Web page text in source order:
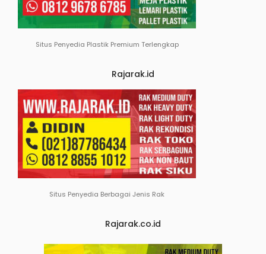
Situs Penyedia Plastik Premium Terlengkap
Rajarak.id
Situs Penyedia Berbagai Jenis Rak
Rajarak.co.id